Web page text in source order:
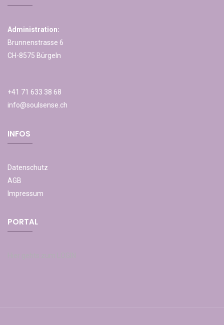
Administration:
Brunnenstrasse 6
CH-8575 Bürgeln
+41 71 633 38 68
info@soulsense.ch
INFOS
Datenschutz
AGB
Impressum
PORTAL